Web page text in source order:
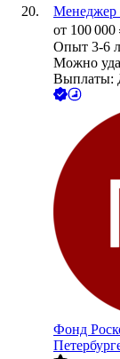
Менеджер
от 100 000
Опыт 3-6
Можно
Выплаты:
Фонд